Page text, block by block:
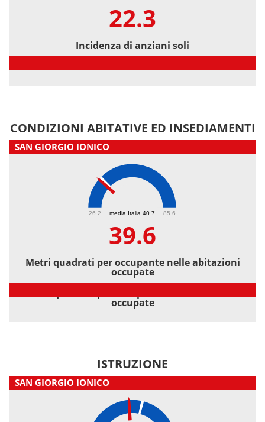
22.3
Incidenza di anziani soli
CONDIZIONI ABITATIVE ED INSEDIAMENTI
SAN GIORGIO IONICO
media Italia 40.7
26.2 85.6
39.6
Metri quadrati per occupante nelle abitazioni
occupate
occupate
ISTRUZIONE
SAN GIORGIO IONICO